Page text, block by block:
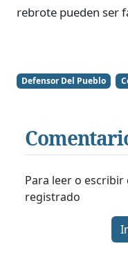
rebrote pueden ser
Defensor Del Pueblo
Para leer o
registrado